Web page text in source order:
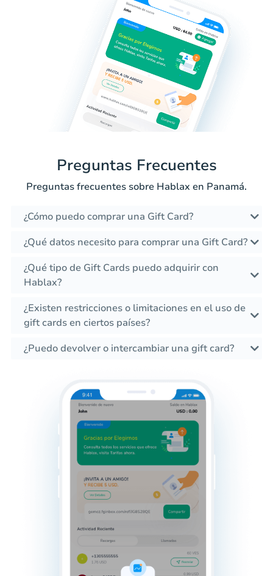
Preguntas Frecuentes
Preguntas frecuentes sobre Hablax en Panamá.
¿Cómo puedo comprar una Gift Card?
¿Qué datos necesito para comprar una Gift Card?
¿Qué tipo de Gift Cards puedo adquirir con
Hablax?
¿Existen restricciones o limitaciones en el uso de
gift cards en ciertos países?
¿Puedo devolver o intercambiar una gift card?